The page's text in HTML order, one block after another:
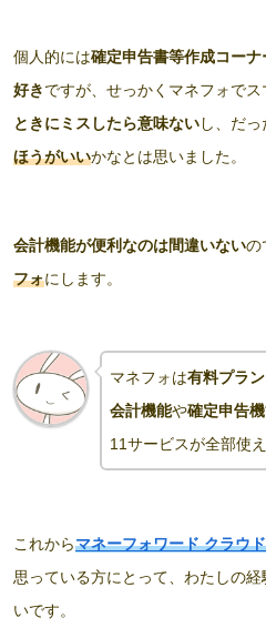
個人的には確定申告書等作成コー
好きですが、せっかくマネフォで
ときにミスしたら意味ないし、だっ
ほうがいいかなとは思いました。
会計機能が便利なのは間違いないの
フォにします。
マネフォは有料プラン
会計機能や確定申告
11サービスが全部使え
これからマネーフォワード クラウ
思っている方にとって、わたしの
いです。